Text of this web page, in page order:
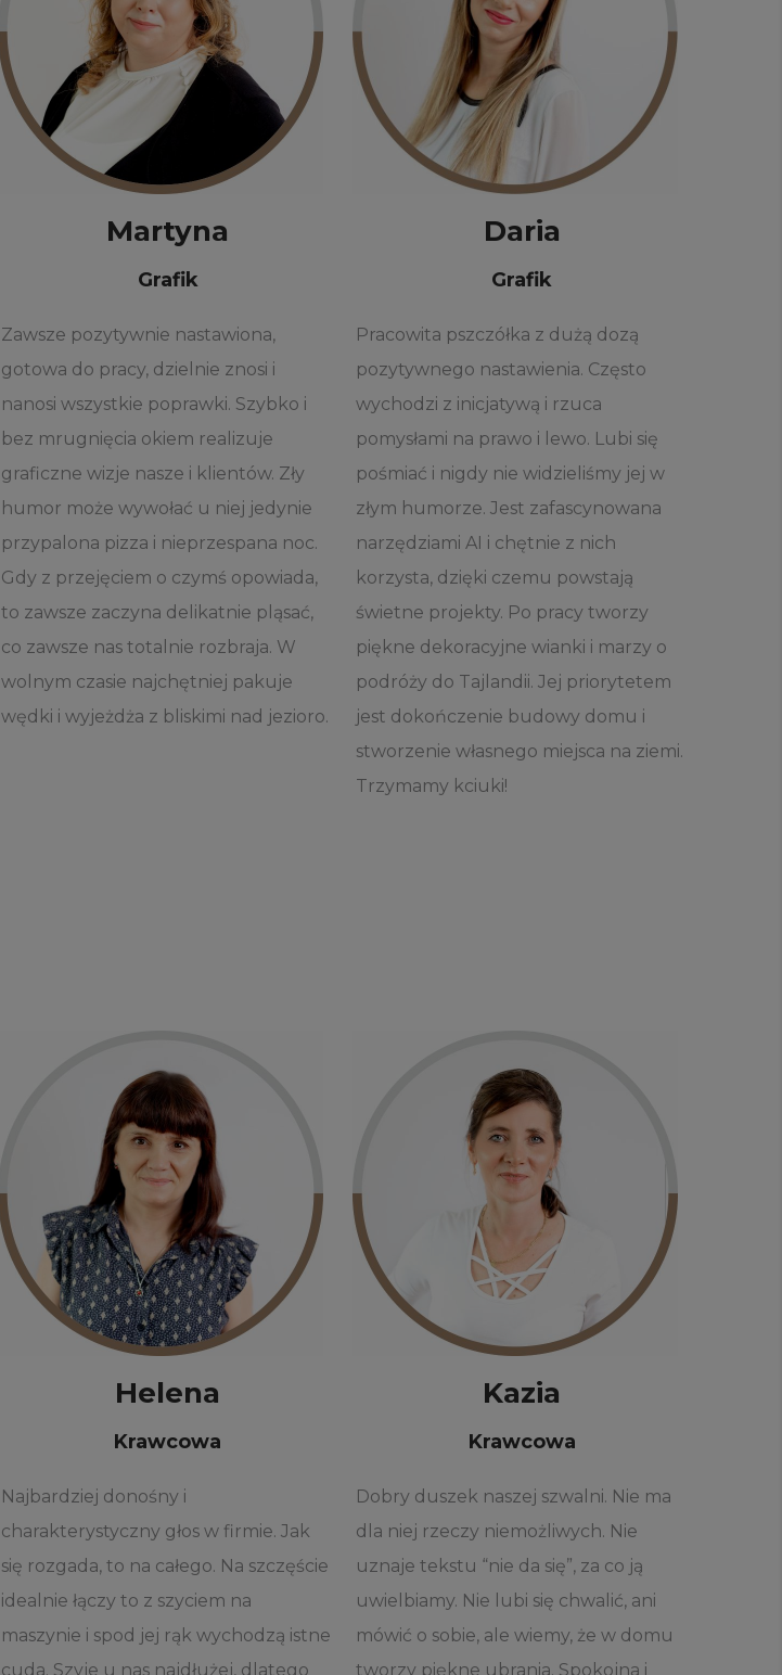
Martyna
Grafik
Zawsze pozytywnie nastawiona,
gotowa do pracy, dzielnie znosi i
nanosi wszystkie poprawki. Szybko i
bez mrugnięcia okiem realizuje
graficzne wizje nasze i klientów. Zły
humor może wywołać u niej jedynie
przypalona pizza i nieprzespana noc.
Gdy z przejęciem o czymś opowiada,
to zawsze zaczyna delikatnie pląsać,
co zawsze nas totalnie rozbraja. W
wolnym czasie najchętniej pakuje
wędki i wyjeżdża z bliskimi nad jezioro.
Daria
Grafik
Pracowita pszczółka z dużą dozą
pozytywnego nastawienia. Często
wychodzi z inicjatywą i rzuca
pomysłami na prawo i lewo. Lubi się
pośmiać i nigdy nie widzieliśmy jej w
złym humorze. Jest zafascynowana
narzędziami AI i chętnie z nich
korzysta, dzięki czemu powstają
świetne projekty. Po pracy tworzy
piękne dekoracyjne wianki i marzy o
podróży do Tajlandii. Jej priorytetem
jest dokończenie budowy domu i
stworzenie własnego miejsca na ziemi.
Trzymamy kciuki!
Helena
Krawcowa
Najbardziej donośny i
charakterystyczny głos w firmie. Jak
się rozgada, to na całego. Na szczęście
idealnie łączy to z szyciem na
maszynie i spod jej rąk wychodzą istne
cuda. Szyje u nas najdłużej, dlatego
Kazia
Krawcowa
Dobry duszek naszej szwalni. Nie ma
dla niej rzeczy niemożliwych. Nie
uznaje tekstu “nie da się”, za co ją
uwielbiamy. Nie lubi się chwalić, ani
mówić o sobie, ale wiemy, że w domu
tworzy piękne ubrania. Spokojna i